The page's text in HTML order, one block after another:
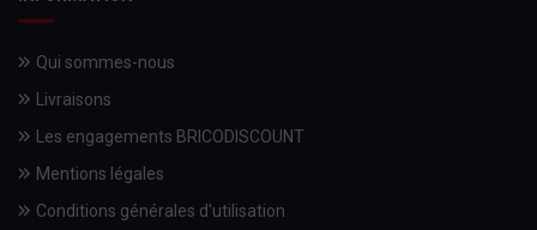
Qui sommes-nous
Livraisons
Les engagements BRICODISCOUNT
Mentions légales
Conditions générales d'utilisation